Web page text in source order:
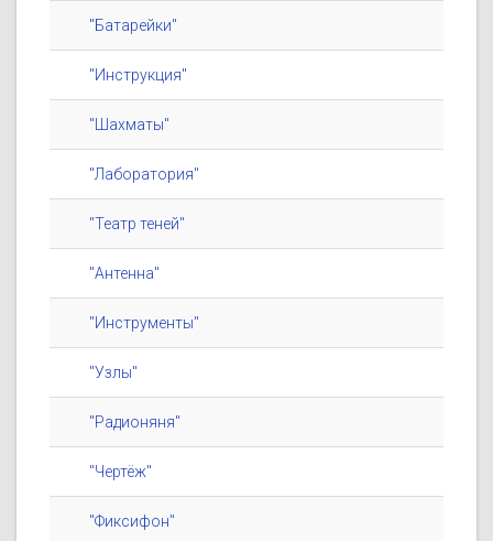
"Батарейки"
"Инструкция"
"Шахматы"
"Лаборатория"
"Театр теней"
"Антенна"
"Инструменты"
"Узлы"
"Радионяня"
"Чертёж"
"Фиксифон"